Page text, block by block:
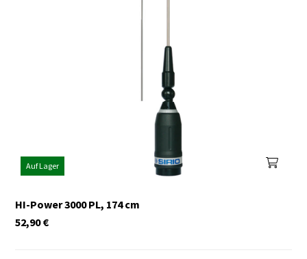
Auf Lager
HI-Power 3000 PL, 174 cm
€
52,90